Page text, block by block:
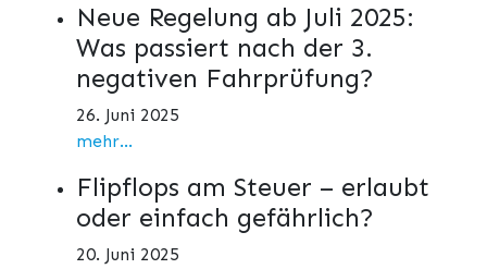
Neue Regelung ab Juli 2025:
Was passiert nach der 3.
negativen Fahrprüfung?
26. Juni 2025
mehr...
Flipflops am Steuer – erlaubt
oder einfach gefährlich?
20. Juni 2025